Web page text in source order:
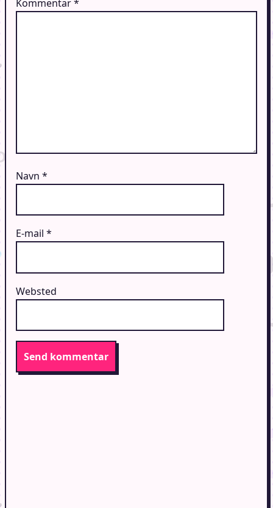
Kommentar*
Navn *
E-mail *
Websted